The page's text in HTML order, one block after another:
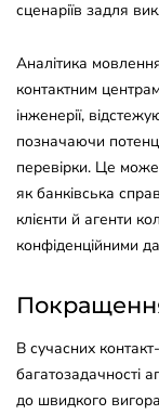
сценаріїв задля
Аналітика
контактним
інженерії,
позначаючи
перевірки. Це
як банківська
клієнти й агенти
конфіденційними
В сучасних
багатозадачності
до швидкого